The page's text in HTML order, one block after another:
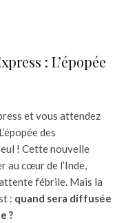
: L’épopée
et vous attendez
des
! Cette nouvelle
au cœur de l’Inde,
fébrile. Mais la
: quand sera diffusée
?